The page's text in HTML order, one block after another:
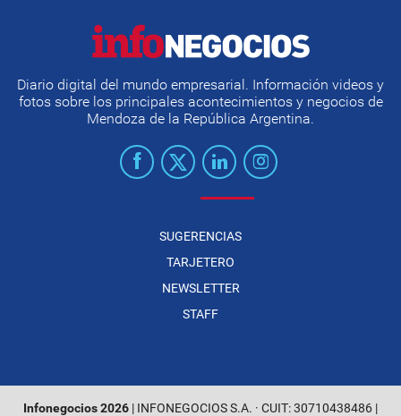
Diario digital del mundo empresarial. Información videos y
fotos sobre los principales acontecimientos y negocios de
Mendoza de la República Argentina.
SUGERENCIAS
TARJETERO
NEWSLETTER
STAFF
Infonegocios 2026 | INFONEGOCIOS S.A. · CUIT: 30710438486 |